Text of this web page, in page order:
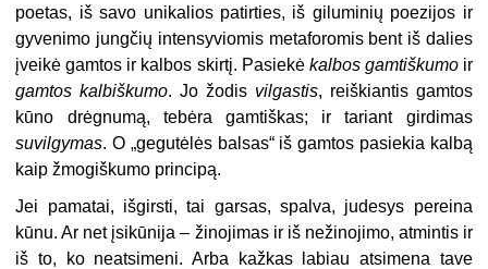
poetas, iš savo unikalios patirties, iš giluminių poezijos ir
gyvenimo jungčių intensyviomis metaforomis bent iš dalies
įveikė gamtos ir kalbos skirtį. Pasiekė kalbos gamtiškumoir
gamtos kalbiškumo. Jo žodis vilgastis, reiškiantis gamtos
kūno drėgnumą, tebėra gamtiškas; ir tariant girdimas
suvilgymas. O „gegutėlės balsas“ iš gamtos pasiekia kalbą
kaip žmogiškumo principą.
Jei pamatai, išgirsti, tai garsas, spalva, judesys pereina
kūnu. Ar net įsikūnija – žinojimas ir iš nežinojimo, atmintis ir
iš to, ko neatsimeni. Arba kažkas labiau atsimena tave